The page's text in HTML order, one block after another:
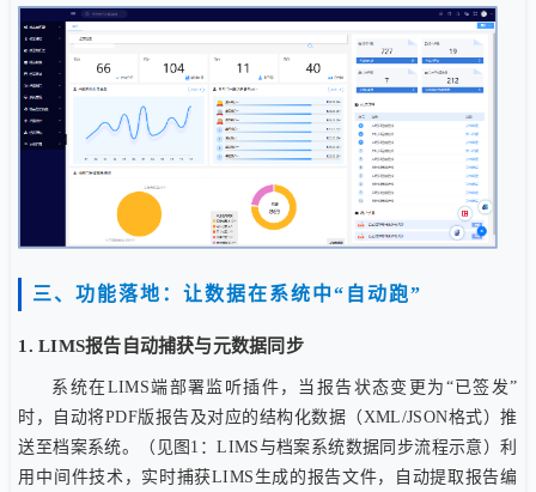
三、功能落地：让数据在系统中“自动跑”
1. LIMS报告自动捕获与元数据同步
系统在LIMS端部署监听插件，当报告状态变更为“已签发”
时，自动将PDF版报告及对应的结构化数据（XML/JSON格式）推
送至档案系统。（见图1：LIMS与档案系统数据同步流程示意）利
用中间件技术，实时捕获LIMS生成的报告文件，自动提取报告编